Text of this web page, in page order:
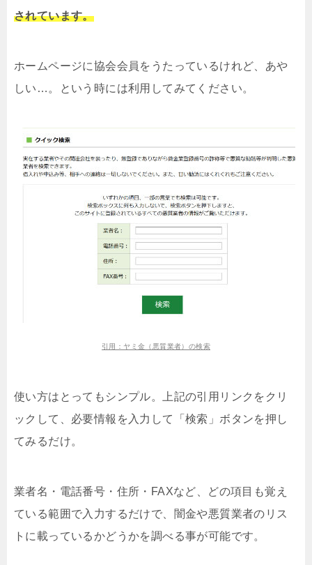
されています。
ホームページに協会会員をうたっているけれど、あや
しい…。という時には利用してみてください。
引用：ヤミ金（悪質業者）の検索
使い方はとってもシンプル。上記の引用リンクをクリ
ックして、必要情報を入力して「検索」ボタンを押し
てみるだけ。
業者名・電話番号・住所・FAXなど、どの項目も覚え
ている範囲で入力するだけで、闇金や悪質業者のリス
トに載っているかどうかを調べる事が可能です。